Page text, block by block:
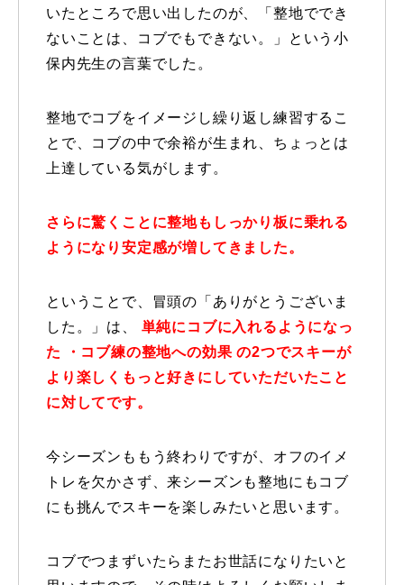
レッスン周辺に関して
お申し込みについて
動画で学ぶ
レッスン動画一覧
Online Store
コブ斜面の滑り方解説動画
無料プレゼント動画
プレゼント Present
常時メルマガ
お問合せ 特定商取引法に基づく表記 プライバシーポリシー
いたところで思い出したのが、「整地ででき
ないことは、コブでもできない。」という小
保内先生の言葉でした。
整地でコブをイメージし繰り返し練習するこ
とで、コブの中で余裕が生まれ、ちょっとは
上達している気がします。
さらに驚くことに整地もしっかり板に乗れる
ようになり安定感が増してきました。
ということで、冒頭の「ありがとうございま
した。」は、 単純にコブに入れるようになっ
た ・コブ練の整地への効果 の2つでスキーが
より楽しくもっと好きにしていただいたこと
に対してです。
今シーズンももう終わりですが、オフのイメ
トレを欠かさず、来シーズンも整地にもコブ
にも挑んでスキーを楽しみたいと思います。
コブでつまずいたらまたお世話になりたいと